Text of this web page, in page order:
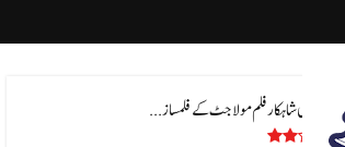
پاکستان کی شاہکار فلم مولا جٹ کے فلمساز ...